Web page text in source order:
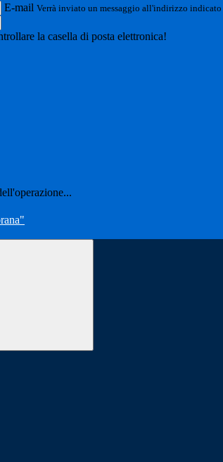
E-mail Verrà inviato un messaggio all'indirizzo
la casella di posta elettronica!